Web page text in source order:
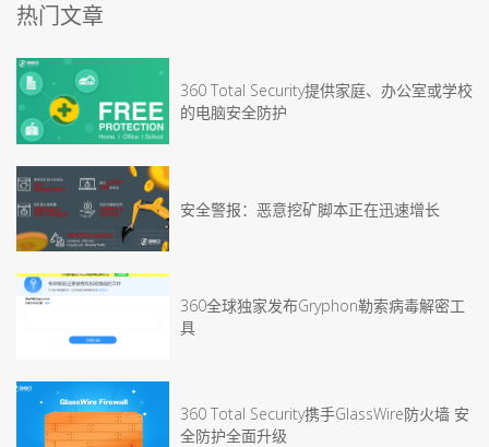
热门文章
360 Total Security提供家庭、办公室或学校
的电脑安全防护
安全警报：恶意挖矿脚本正在迅速增长
360全球独家发布Gryphon勒索病毒解密工
具
360 Total Security携手GlassWire防火墙 安
全防护全面升级